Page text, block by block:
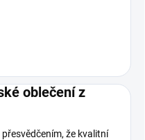
oblečení z
že kvalitní